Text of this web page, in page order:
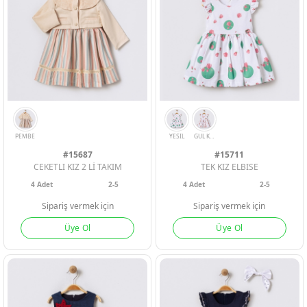
ORANJ MAVI
#15687
CEKETLI KIZ 2 Lİ TAKIM
4Adet 2-5
Sipariş vermek için
Üye Ol
#15711
TEK KIZ ELBISE
4 Adet 2-5
Sipariş vermek için
Üye Ol